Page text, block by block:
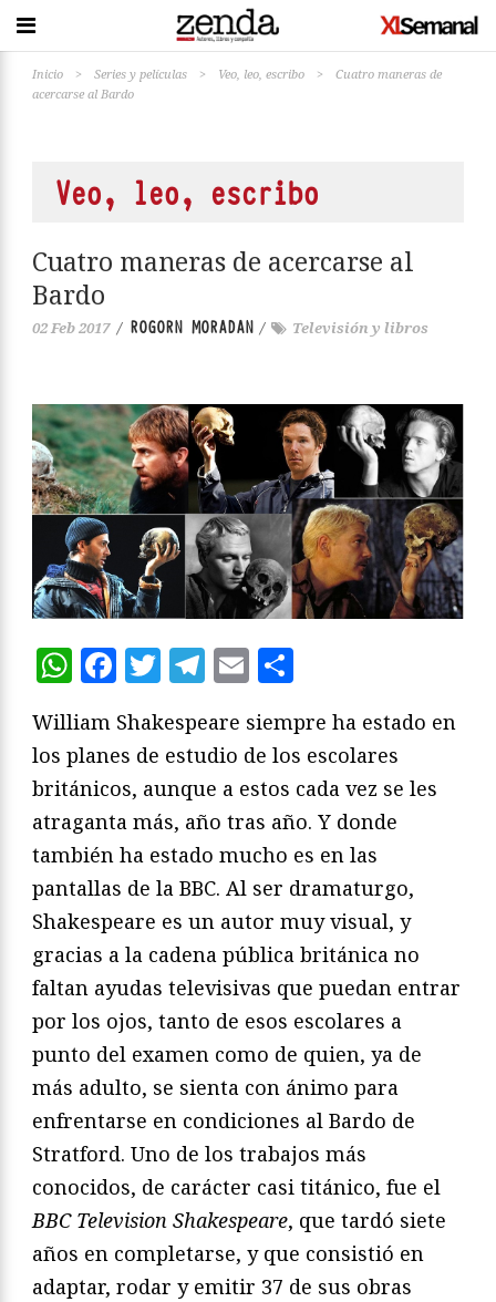
Inicio > Series y películas > Veo, leo, escribo >
Cuatro maneras de
acercarse al Bardo
Veo, leo, escribo
Cuatro maneras de acercarse al
Bardo
02 Feb 2017 / ROGORN MORADAN / Televisión y libros
WhatsApp
Facebook
Twitter
Telegram
Email
William Shakespeare siempre ha estado en
los planes de estudio de los escolares
británicos, aunque a estos cada vez se les
atraganta más, año tras año. Y donde
también ha estado mucho es en las
pantallas de la BBC. Al ser dramaturgo,
Shakespeare es un autor muy visual, y
gracias a la cadena pública británica no
faltan ayudas televisivas que puedan entrar
por los ojos, tanto de esos escolares a
punto del examen como de quien, ya de
más adulto, se sienta con ánimo para
enfrentarse en condiciones al Bardo de
Stratford. Uno de los trabajos más
conocidos, de carácter casi titánico, fue el
BBC Television Shakespeare, que tardó siete
años en completarse, y que consistió en
adaptar, rodar y emitir 37 de sus obras